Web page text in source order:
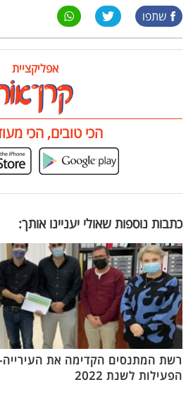
שתפו
אפליקציית
הכי טובים, הכי
כתבות נוספות שאולי יעניינו אותך:
רשת המתנסים הקדימה את
הפעילות לשנת 2022